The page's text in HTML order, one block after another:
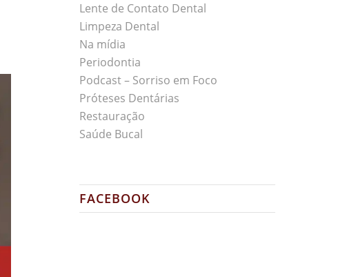
Lente de Contato Dental
Limpeza Dental
Na mídia
Periodontia
Podcast – Sorriso em Foco
Próteses Dentárias
Restauração
Saúde Bucal
FACEBOOK